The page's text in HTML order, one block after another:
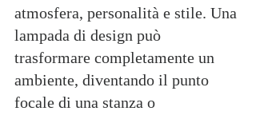
atmosfera, personalità e stile. Una
lampada di design può
trasformare completamente un
ambiente, diventando il punto
focale di una stanza o